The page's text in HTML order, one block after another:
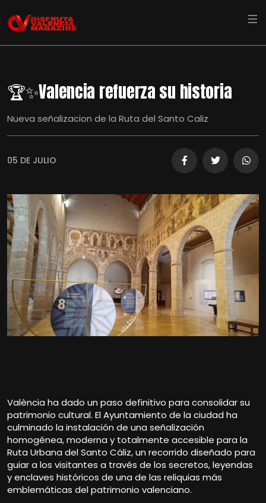
🏆✨Valencia refuerza su historia
Nueva señalizacion de la Ruta del Santo Caliz
05 DE JULIO
València ha dado un paso definitivo para consolidar su
patrimonio cultural. El Ayuntamiento de la ciudad ha
culminado la instalación de una señalización
homogénea, moderna y totalmente accesible para la
Ruta Urbana del Santo Cáliz, un recorrido diseñado para
guiar a los visitantes a través de los secretos, leyendas
y enclaves históricos de una de las reliquias más
emblemáticas del patrimonio valenciano.